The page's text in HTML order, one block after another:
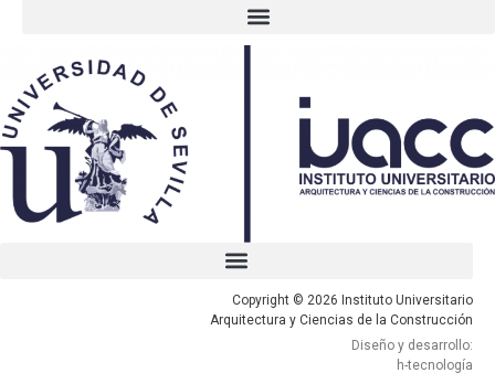
Copyright © 2026 Instituto Universitario
Arquitectura y Ciencias de la Construcción
Diseño y desarrollo:
h-tecnología